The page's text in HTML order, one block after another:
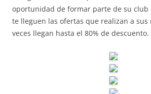
oportunidad de formar parte de su club
te lleguen las ofertas que realizan a sus
veces llegan hasta el 80% de descuento.